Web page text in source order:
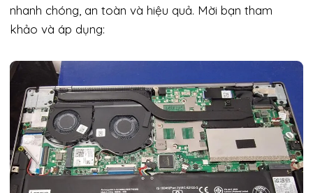
nhanh chóng, an toàn và hiệu quả. Mời bạn tham
khảo và áp dụng: